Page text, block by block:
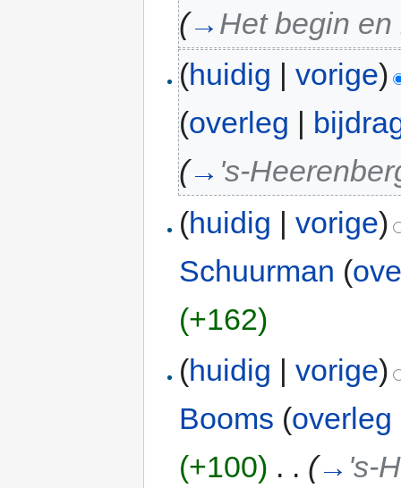
(→ Het begin
(huidig |vorige)
(overleg
(→ 's-
(huidig |vorige)
Schuurman (
(+162)
(huidig |vorige)
Booms (overleg
(+100) . . (→ 's-